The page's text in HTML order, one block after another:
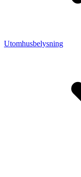
Utomhusbelysning